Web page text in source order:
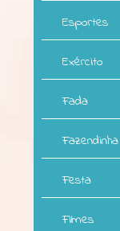
Esportes
Exército
Fada
Fazendinha
Festa
Filmes